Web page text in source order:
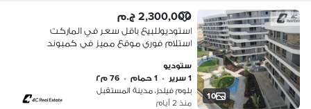
10
2,300,000 ج.م
استوديوللبيع باقل سعر في الماركت
استلام فوري موقع مميز في كمبوند
Bloomfields
ستوديو
1 سرير
• 1 حمام • 76 م٢
بلوم فيلدز، مدينة المستقبل
منذ 2 أيام